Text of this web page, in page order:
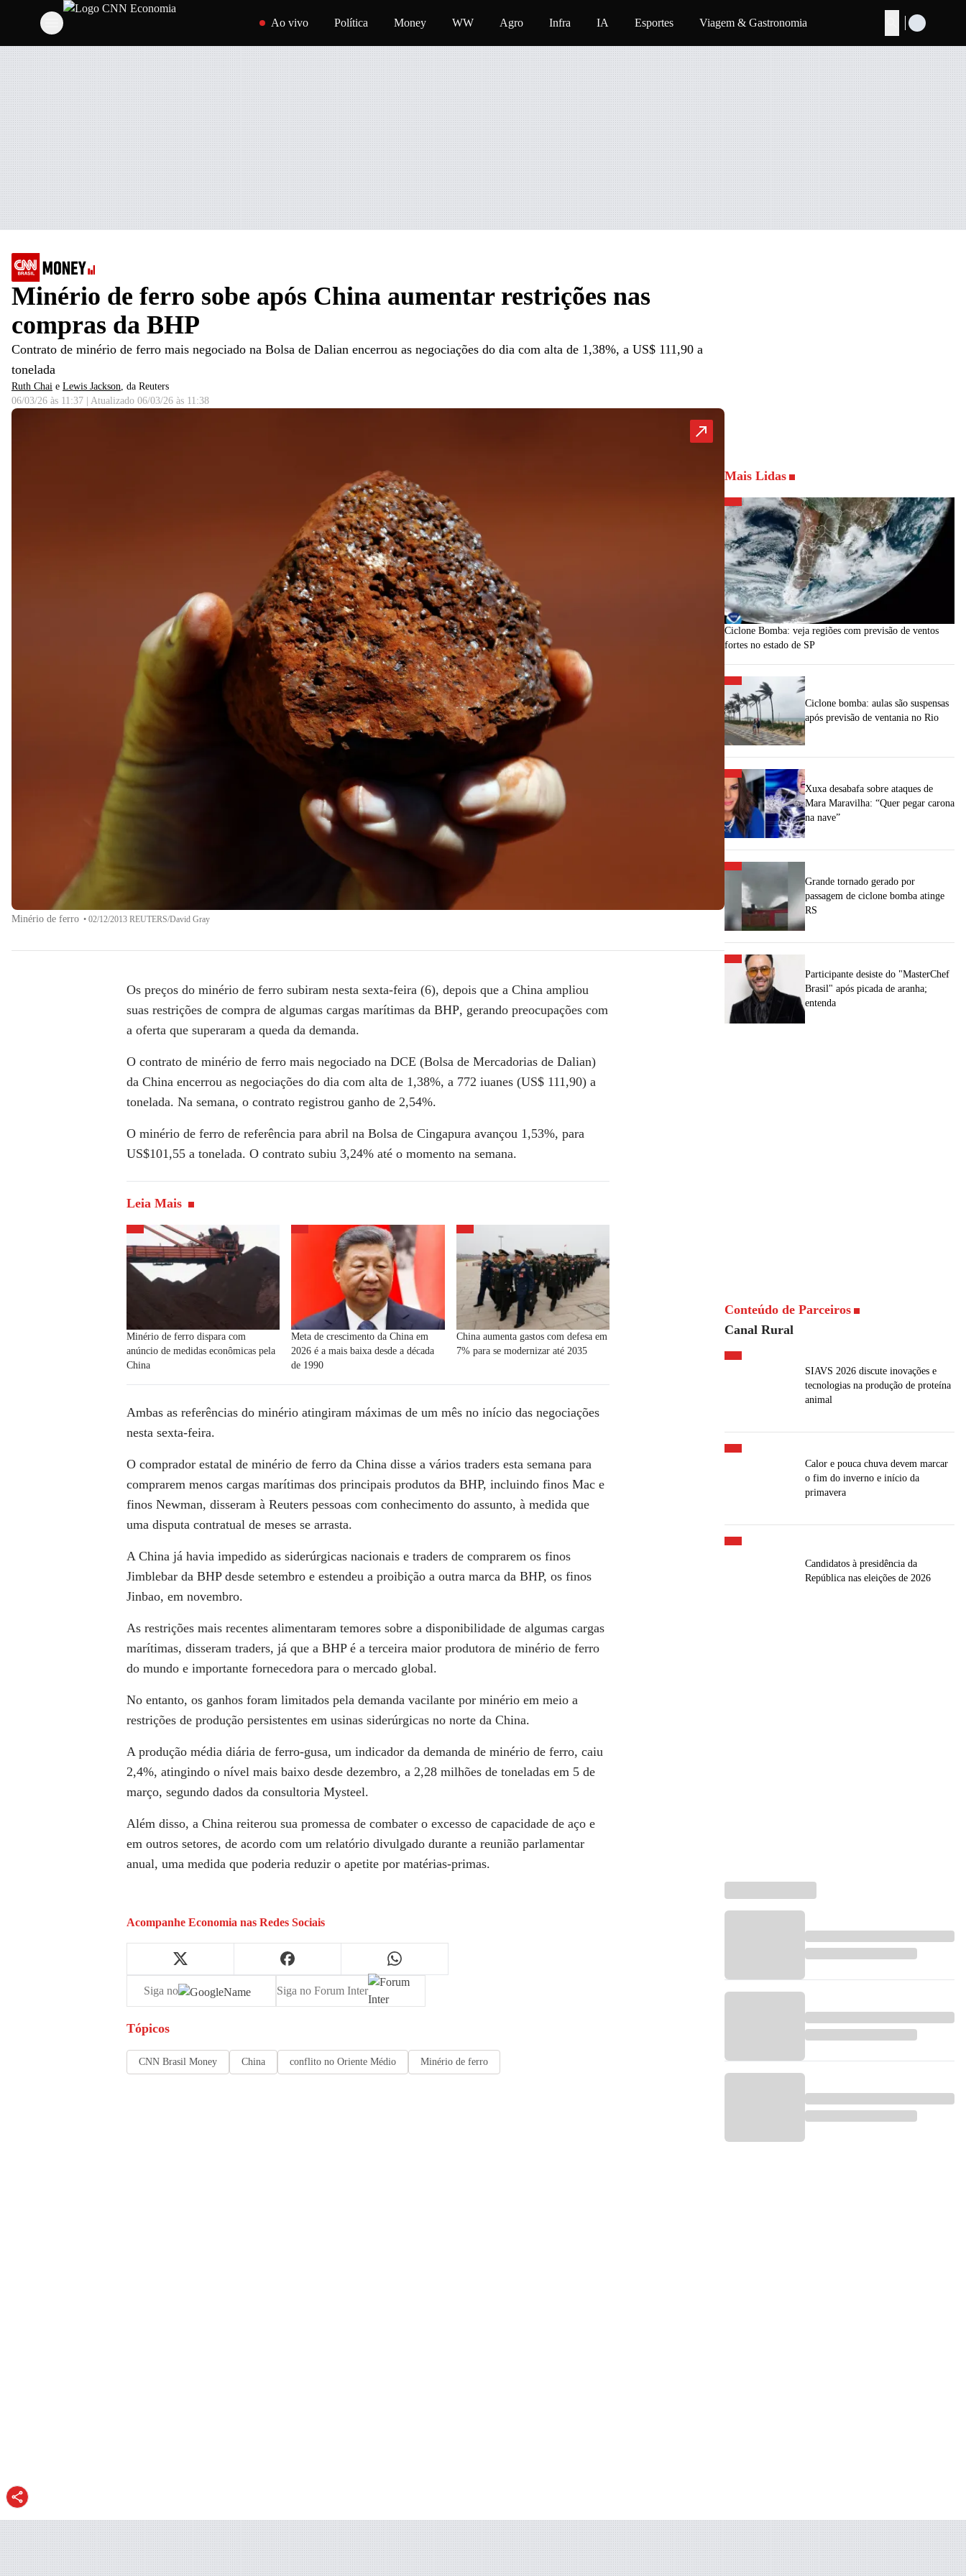
Buscar
Pular para o conteúdo
Ao vivo Política Money WW Agro Infra IA Esportes Viagem & Gastronomia
Minério de ferro sobe após China aumentar restrições nas
compras da BHP
Contrato de minério de ferro mais negociado na Bolsa de Dalian encerrou as negociações do dia com alta de 1,38%, a US$ 111,90 a
tonelada
Ruth Chai e Lewis Jackson, da Reuters
06/03/26 às 11:37
Atualizado 06/03/26 às 11:38
Minério de ferro • 02/12/2013 REUTERS/David Gray
Os preços do minério de ferro subiram nesta sexta-feira (6), depois que a ​China ampliou
suas restrições de compra de ​algumas cargas marítimas da BHP, gerando preocupações com
a oferta que superaram a queda da demanda.
O contrato de minério de ferro mais negociado na DCE (Bolsa de Mercadorias de Dalian)
da China encerrou as negociações do dia com alta de 1,38%, a 772 iuanes (US$ 111,90) a
tonelada. Na semana, o contrato registrou ⁠ganho de 2,54%.
O minério de ​ferro de referência para abril na Bolsa de Cingapura avançou ​1,53%, para
US$101,55 a tonelada. O contrato subiu 3,24% até o momento ⁠na semana.
Leia Mais
Minério de ferro dispara com
anúncio de medidas econômicas pela
China
Meta de crescimento da China em
2026 é a mais baixa desde a década
de 1990
China aumenta gastos com defesa em
7% para se modernizar até 2035
Ambas as referências do minério atingiram ⁠máximas de um mês no início das negociações
nesta ​sexta-feira.
O ‌comprador estatal de minério de ferro da China disse a vários traders ⁠esta semana para
comprarem menos cargas marítimas dos principais produtos da BHP, incluindo finos Mac e
finos Newman, disseram à Reuters pessoas com conhecimento do assunto, à ‌medida ⁠que
uma disputa ‌contratual de meses se arrasta.
A China já havia impedido as siderúrgicas nacionais e traders de comprarem os finos
Jimblebar da BHP desde setembro e estendeu ⁠a proibição a outra marca da BHP, ⁠os finos
Jinbao, em novembro.
As restrições mais recentes alimentaram temores sobre a disponibilidade de algumas ‌cargas
marítimas, disseram traders, já que a BHP é a terceira maior produtora de minério de ferro
do mundo e importante fornecedora para o mercado global.
No entanto, os ganhos foram limitados pela demanda vacilante por minério ‌em meio a
restrições de produção persistentes em usinas siderúrgicas no norte da China.
A produção média diária de ferro-gusa, um indicador da demanda de ⁠minério de ferro, caiu
2,4%, atingindo o nível mais baixo desde dezembro, a 2,28 milhões de toneladas em 5 de
março, segundo dados da consultoria ​Mysteel.
Além disso, a China reiterou sua promessa de combater o excesso de capacidade ​de aço e
em outros setores, de acordo com um relatório divulgado durante a reunião parlamentar
anual, uma medida que poderia reduzir o apetite por matérias-primas.
Acompanhe Economia nas Redes Sociais
Siga no Siga no Forum Inter
Tópicos
CNN Brasil Money China conflito no Oriente Médio Minério de ferro
Mais Lidas
Ciclone Bomba: veja regiões com previsão de ventos
fortes no estado de SP
Ciclone bomba: aulas são suspensas
após previsão de ventania no Rio
Xuxa desabafa sobre ataques de
Mara Maravilha: “Quer pegar carona
na nave”
Grande tornado gerado por
passagem de ciclone bomba atinge
RS
Participante desiste do "MasterChef
Brasil" após picada de aranha;
entenda
Conteúdo de Parceiros
Canal Rural
SIAVS 2026 discute inovações e
tecnologias na produção de proteína
animal
Calor e pouca chuva devem marcar
o fim do inverno e início da
primavera
Candidatos à presidência da
República nas eleições de 2026